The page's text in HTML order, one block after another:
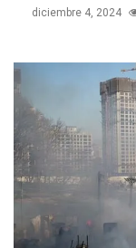
diciembre 4, 2024